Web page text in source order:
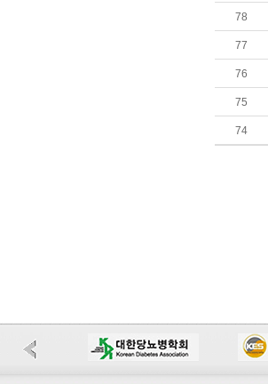
78
77
76
75
74